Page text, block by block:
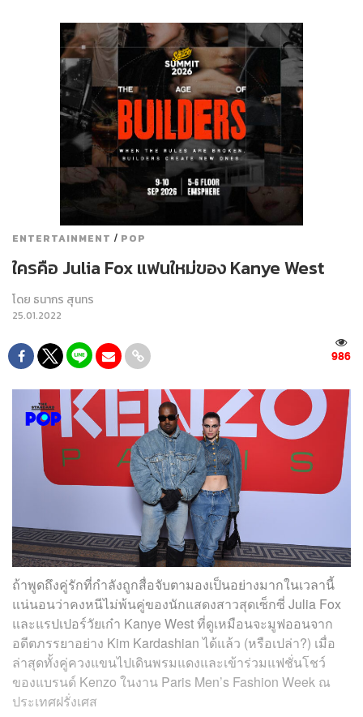
ENTERTAINMENT / POP
ใครคือ Julia Fox แฟนใหม่ของ Kanye West
โดย ธนากร สุนทร
25.01.2022
986
ถ้าพูดถึงคู่รักที่กำลังถูกสื่อจับตามองเป็นอย่างมากในเวลานี้
แน่นอนว่าคงหนีไม่พ้นคู่ของนักแสดงสาวสุดเซ็กซี่ Julia Fox
และแรปเปอร์วัยเก๋า Kanye West ที่ดูเหมือนจะมูฟออนจาก
อดีตภรรยาอย่าง Kim Kardashian ได้แล้ว (หรือเปล่า?) เมื่อ
ล่าสุดทั้งคู่ควงแขนไปเดินพรมแดงและเข้าร่วมแฟชั่นโชว์
ของแบรนด์ Kenzo ในงาน Paris Men’s Fashion Week ณ
ประเทศฝรั่งเศส